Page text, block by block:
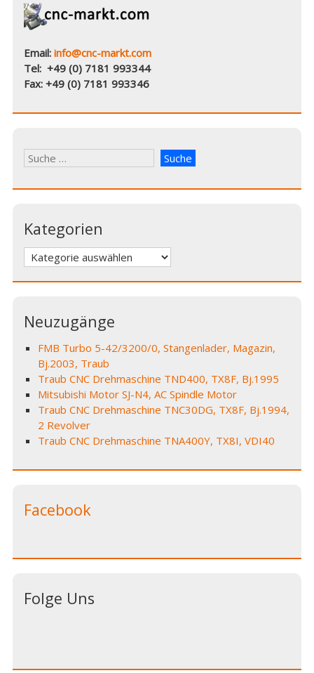
Email:info@cnc-markt.com
Tel: +49 (0) 7181 993344
Fax: +49 (0) 7181 993346
Kategorien
Kategorien
Neuzugänge
FMB Turbo 5-42/3200/0, Stangenlader, Magazin,
Bj.2003, Traub
Traub CNC Drehmaschine TND400, TX8F, Bj.1995
Mitsubishi Motor SJ-N4, AC Spindle Motor
Traub CNC Drehmaschine TNC30DG, TX8F, Bj.1994,
2 Revolver
Traub CNC Drehmaschine TNA400Y, TX8I, VDI40
Facebook
Folge Uns